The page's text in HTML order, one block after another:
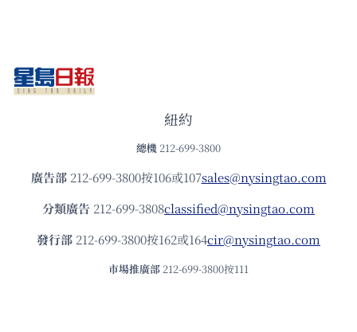
紐約
總機 212-699-3800
廣告部212-699-3800按106或107sales@nysingtao.com
分類廣告 212-699-3808classified@nysingtao.com
發⾏部 212-699-3800按162或164cir@nysingtao.com
市場推廣部 212-699-3800按111